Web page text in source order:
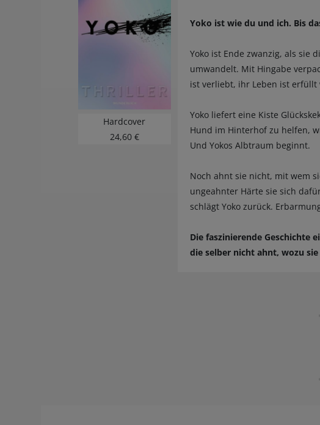
Hardcover
24,60 €
Yoko ist wie du und ich. Bis
Yoko ist Ende zwanzig, als sie
umwandelt. Mit Hingabe
ist verliebt, ihr Leben ist erfüllt
Yoko liefert eine Kiste
Hund im Hinterhof zu helfen,
Und Yokos Albtraum beginnt.
Noch ahnt sie nicht, mit wem
ungeahnter Härte sie sich
schlägt Yoko zurück.
Die faszinierende Geschichte
die selber nicht ahnt, wozu